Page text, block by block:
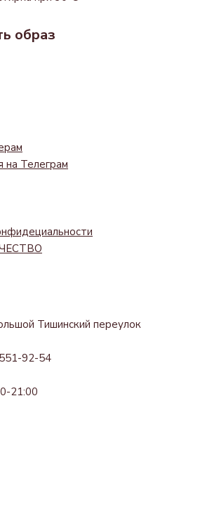
образ
на Телеграм
Тишинский переулок
92-54
21:00